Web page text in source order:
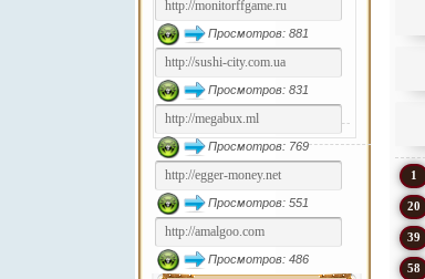
Просмотров: 881
Просмотров: 831
Просмотров: 769
Просмотров: 551
Просмотров: 486
1
20
39
58